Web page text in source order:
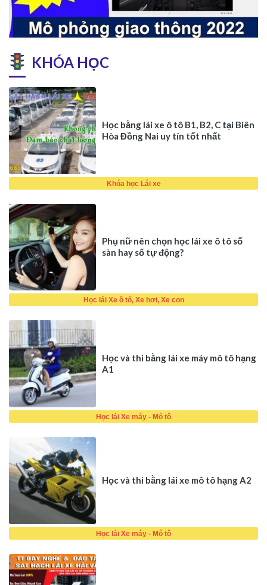
KHÓA HỌC
Học bằng lái xe ô tô B1, B2, C tại Biên
Hòa Đồng Nai uy tín tốt nhất
Khóa học Lái xe
Phụ nữ nên chọn học lái xe ô tô số
sàn hay số tự động?
Học lái Xe ô tô, Xe hơi, Xe con
Học và thi bằng lái xe máy mô tô hạng
A1
Học lái Xe máy - Mô tô
Học và thi bằng lái xe mô tô hạng A2
Học lái Xe máy - Mô tô